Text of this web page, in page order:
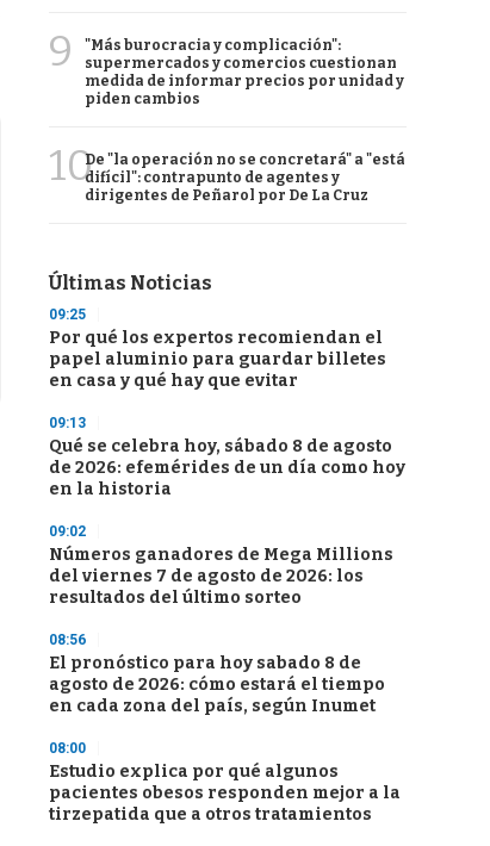
9
"Más burocracia y complicación":
supermercados y comercios cuestionan
medida de informar precios por unidad y
piden cambios
10De "la operación no se concretará" a "está
difícil": contrapunto de agentes y
dirigentes de Peñarol por De La Cruz
Últimas Noticias
09:25
Por qué los expertos recomiendan el
papel aluminio para guardar billetes
en casa y qué hay que evitar
09:13
Qué se celebra hoy, sábado 8 de agosto
de 2026: efemérides de un día como hoy
en la historia
09:02
Números ganadores de Mega Millions
del viernes 7 de agosto de 2026: los
resultados del último sorteo
08:56
El pronóstico para hoy sabado 8 de
agosto de 2026: cómo estará el tiempo
en cada zona del país, según Inumet
08:00
Estudio explica por qué algunos
pacientes obesos responden mejor a la
tirzepatida que a otros tratamientos